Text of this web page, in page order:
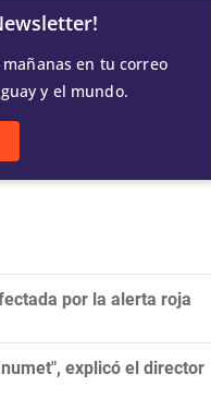
en tu correo
y el mundo.
por la alerta roja
explicó el director